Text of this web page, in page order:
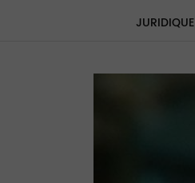
JURIDIQUE